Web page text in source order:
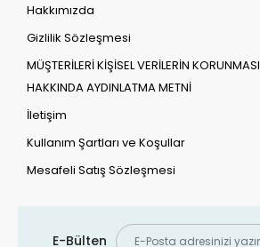
Hakkımızda
Gizlilik Sözleşmesi
MÜŞTERİLERİ KİŞİSEL VERİLERİN KORUNMASI
HAKKINDA AYDINLATMA METNİ
İletişim
Kullanım Şartları ve Koşullar
Mesafeli Satış Sözleşmesi
E-Bülten